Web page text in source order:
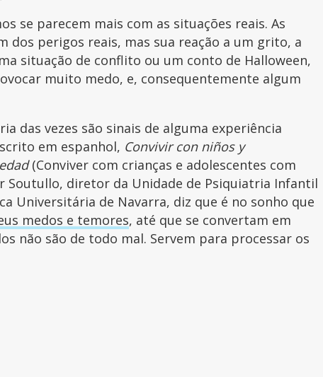
se parecem mais com as situações reais. As
dos perigos reais, mas sua reação a um grito, a
situação de conflito ou um conto de Halloween,
muito medo, e, consequentemente algum
das vezes são sinais de alguma experiência
em espanhol, Convivir con niños y
(Conviver com crianças e adolescentes com
Soutullo, diretor da Unidade de Psiquiatria Infantil
Universitária de Navarra, diz que é no sonho que
medos e temores, até que se convertam em
não são de todo mal. Servem para processar os